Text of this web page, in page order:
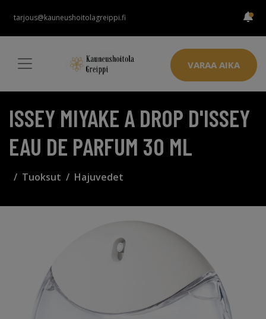
tarjous@kauneushoitolagreippi.fi
VARAA AIKA
ISSEY MIYAKE A DROP D'ISSEY
EAU DE PARFUM 30 ML
Tuoksut Hajuvedet